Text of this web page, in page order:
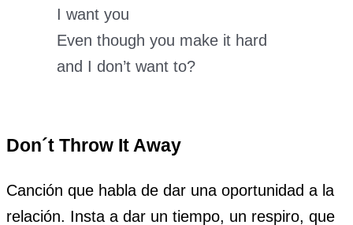
I want you
Even though you make it hard
and I don’t want to?
Don´t Throw It Away
Canción que habla de dar una oportunidad a la
relación. Insta a dar un tiempo, un respiro, que